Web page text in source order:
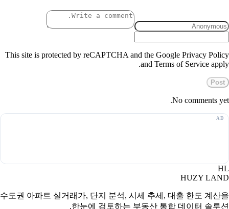
This site is protected by reCAPTCHA and the Google Privacy Policy
and Terms of Service apply.
Post
No comments yet.
HL
HUZY LAND
수도권 아파트 실거래가, 단지 분석, 시세 추세, 대출 한도 계산을
한눈에 검토하는 부동산 통합 데이터 솔루션.